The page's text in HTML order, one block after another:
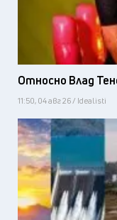
Относно Влад
11:50, 04 авг 26 / Idealisti